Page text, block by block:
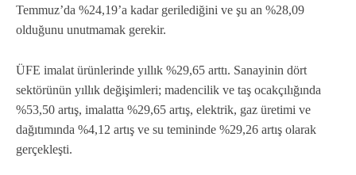
Temmuz’da %24,19’a kadar gerilediğini ve şu an %28,09
olduğunu unutmamak gerekir.
ÜFE imalat ürünlerinde yıllık %29,65 arttı. Sanayinin dört
sektörünün yıllık değişimleri; madencilik ve taş ocakçılığında
%53,50 artış, imalatta %29,65 artış, elektrik, gaz üretimi ve
dağıtımında %4,12 artış ve su temininde %29,26 artış olarak
gerçekleşti.